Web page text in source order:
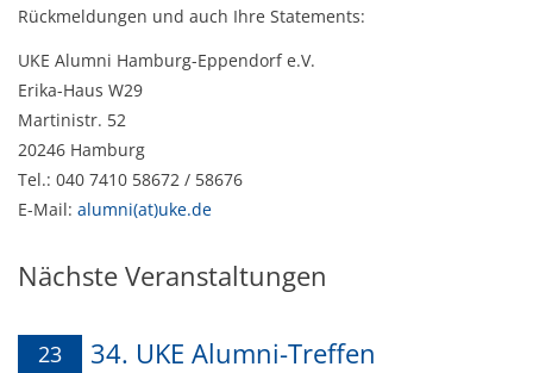
Rückmeldungen und auch Ihre Statements:
UKE Alumni Hamburg-Eppendorf e.V.
Erika-Haus W29
Martinistr. 52
20246 Hamburg
Tel.: 040 7410 58672 / 58676
E-Mail: alumni(at)uke.de
Nächste Veranstaltungen
23 34. UKE Alumni-Treffen